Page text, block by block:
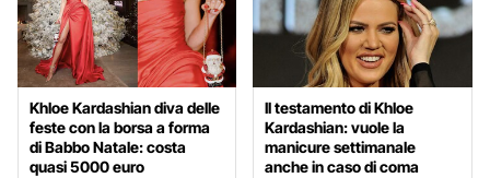
Khloe Kardashian diva delle
feste con la borsa a forma
di Babbo Natale: costa
quasi 5000 euro
Il testamento di Khloe
Kardashian: vuole la
manicure settimanale
anche in caso di coma